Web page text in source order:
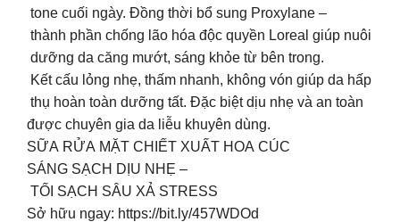
tone cuối ngày. Đồng thời bổ sung Proxylane –
thành phần chống lão hóa độc quyền Loreal giúp nuôi
dưỡng da căng mướt, sáng khỏe từ bên trong.
Kết cấu lỏng nhẹ, thấm nhanh, không vón giúp da hấp
thụ hoàn toàn dưỡng tất. Đặc biệt dịu nhẹ và an toàn
được chuyên gia da liễu khuyên dùng.
SỮA RỬA MẶT CHIẾT XUẤT HOA CÚC
SÁNG SẠCH DỊU NHẸ –
TỐI SẠCH SÂU XẢ STRESS
Sở hữu ngay: https://bit.ly/457WDOd